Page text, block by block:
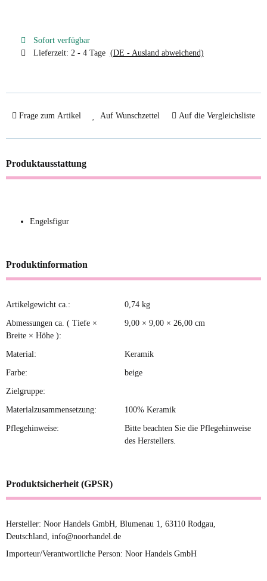
Sofort verfügbar
Lieferzeit: 2 - 4 Tage (DE - Ausland abweichend)
Frage zum Artikel Auf Wunschzettel Auf die Vergleichsliste
Produktausstattung
Engelsfigur
Produktinformation
Produkteigenschaft
Wert
Artikelgewicht ca.: 0,74 kg
Abmessungen ca. ( Tiefe ×
Breite × Höhe ):
9,00 × 9,00 × 26,00 cm
Material: Keramik
Farbe: beige
Zielgruppe:
Materialzusammensetzung: 100% Keramik
Pflegehinweise:
Bitte beachten Sie die Pflegehinweise
des Herstellers.
Produktsicherheit (GPSR)
Hersteller: Noor Handels GmbH, Blumenau 1, 63110 Rodgau,
Deutschland, info@noorhandel.de
Importeur/Verantwortliche Person: Noor Handels GmbH